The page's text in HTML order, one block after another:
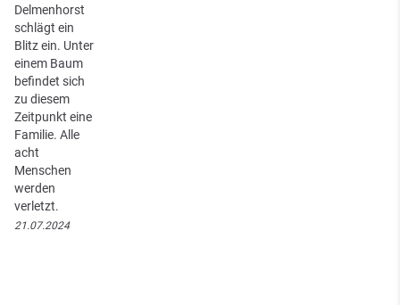
Delmenhorst
schlägt ein
Blitz ein. Unter
einem Baum
befindet sich
zu diesem
Zeitpunkt eine
Familie. Alle
acht
Menschen
werden
verletzt.
21.07.2024